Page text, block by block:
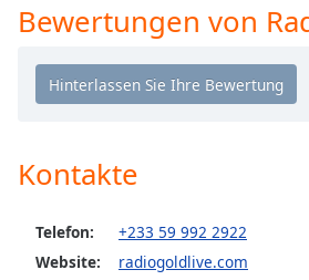
Chapters
Chapters
descriptions
off,
Subtitles
Bewertungen von
Kontakte
Telefon:
+233 59 992 2922
Website:
radiogoldlive.com